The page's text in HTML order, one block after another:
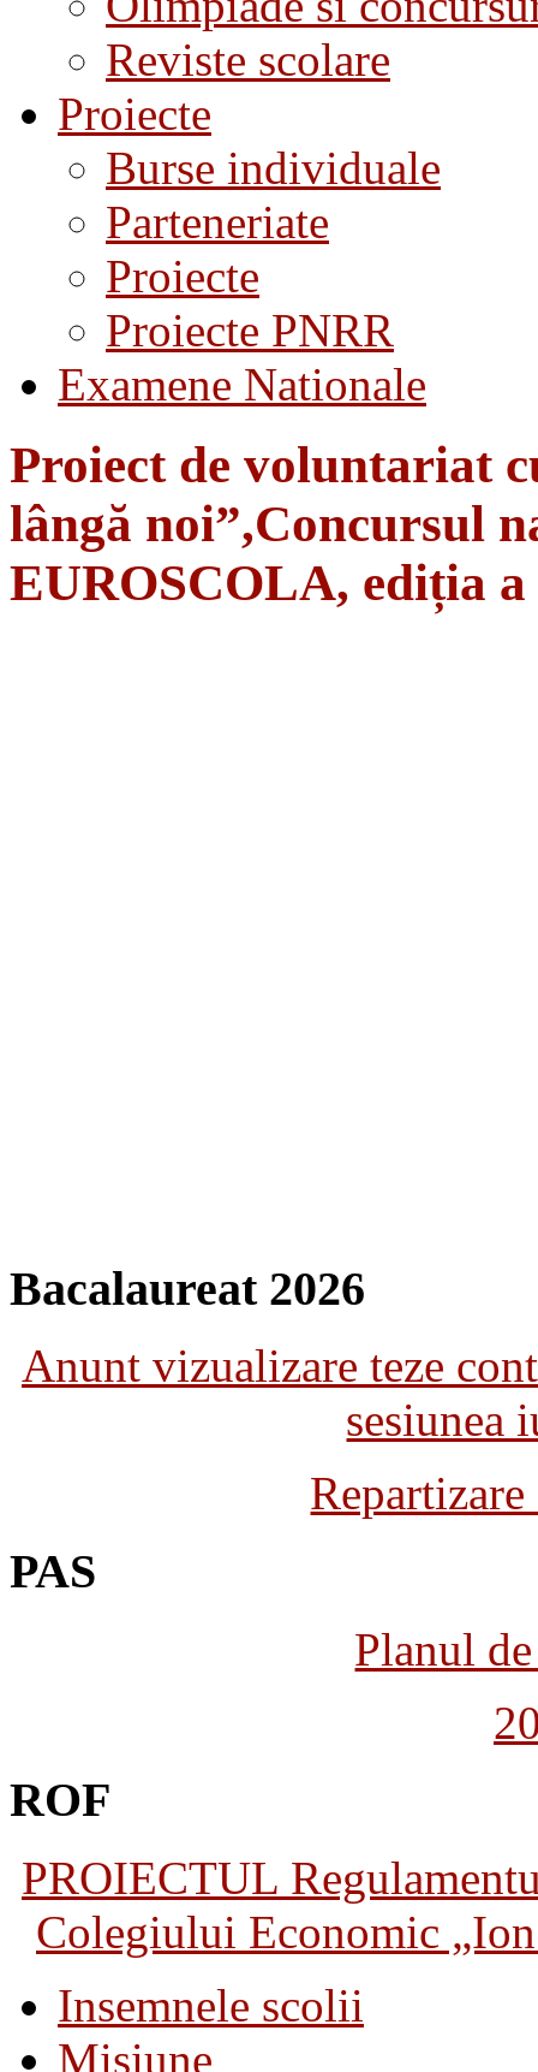
Reviste scolare
Proiecte
Burse individuale
Parteneriate
Proiecte
Proiecte PNRR
Examene Nationale
Proiect de voluntariat
lângă noi”,Concursul
EUROSCOLA, ediția
Bacalaureat 2026
Anunt vizualizare teze
sesiunea
PAS
Planul
ROF
PROIECTUL
Colegiului Economic
Insemnele scolii
Misiune